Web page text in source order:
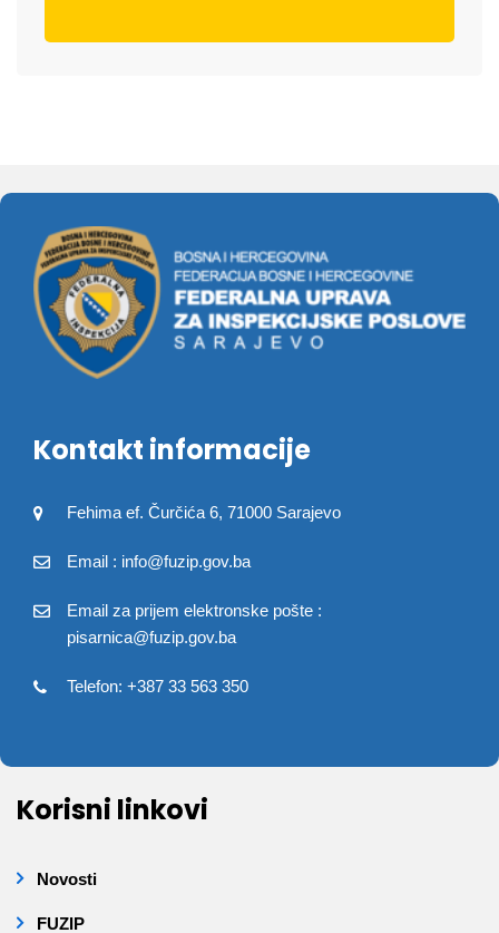
Kontakt informacije
Fehima ef. Čurčića 6, 71000 Sarajevo
Email : info@fuzip.gov.ba
Email za prijem elektronske pošte :
pisarnica@fuzip.gov.ba
Telefon: +387 33 563 350
Korisni linkovi
Novosti
FUZIP